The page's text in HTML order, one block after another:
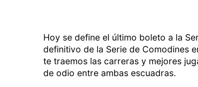
Hoy se define el último boleto a la
definitivo de la Serie de Comodines
te traemos las carreras y mejores
de odio entre ambas escuadras.